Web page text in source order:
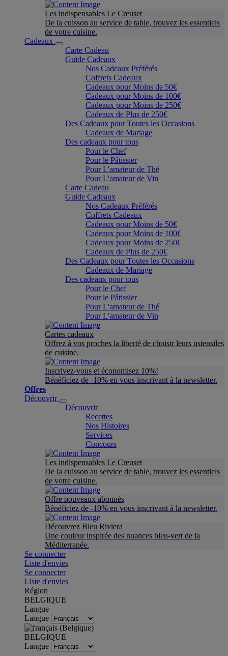
Les indispensables Le Creuset
De la cuisson au service de table, trouvez les essentiels
de votre cuisine.
Cadeaux
Carte Cadeau
Guide Cadeaux
Nos Cadeaux Préférés
Coffrets Cadeaux
Cadeaux pour Moins de 50€
Cadeaux pour Moins de 100€
Cadeaux pour Moins de 250€
Cadeaux de Plus de 250€
Des Cadeaux pour Toutes les Occasions
Cadeaux de Mariage
Des cadeaux pour tous
Pour le Chef
Pour le Pâtissier
Pour L'amateur de Thé
Pour L'amateur de Vin
Carte Cadeau
Guide Cadeaux
Nos Cadeaux Préférés
Coffrets Cadeaux
Cadeaux pour Moins de 50€
Cadeaux pour Moins de 100€
Cadeaux pour Moins de 250€
Cadeaux de Plus de 250€
Des Cadeaux pour Toutes les Occasions
Cadeaux de Mariage
Des cadeaux pour tous
Pour le Chef
Pour le Pâtissier
Pour L'amateur de Thé
Pour L'amateur de Vin
Cartes cadeaux
Offrez à vos proches la liberté de choisir leurs ustensiles
de cuisine.
Inscrivez-vous et économisez 10%!
Bénéficiez de -10% en vous inscrivant à la newsletter.
Offres
Découvrir
Découvrir
Recettes
Nos Histoires
Services
Concours
Les indispensables Le Creuset
De la cuisson au service de table, trouvez les essentiels
de votre cuisine.
Offre nouveaux abonnés
Bénéficiez de -10% en vous inscrivant à la newsletter.
Découvrez Bleu Riviera
Une couleur inspirée des nuances bleu-vert de la
Méditerranée.
Se connecter
Liste d'envies
Se connecter
Liste d'envies
Région
BELGIQUE
Langue
Langue
BELGIQUE
Langue